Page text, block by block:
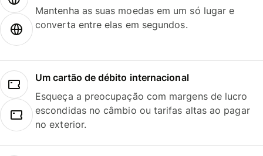
Mantenha as suas moedas em um só lugar e
converta entre elas em segundos.
Um cartão de débito internacional
Esqueça a preocupação com margens de lucro
escondidas no câmbio ou tarifas altas ao pagar
no exterior.